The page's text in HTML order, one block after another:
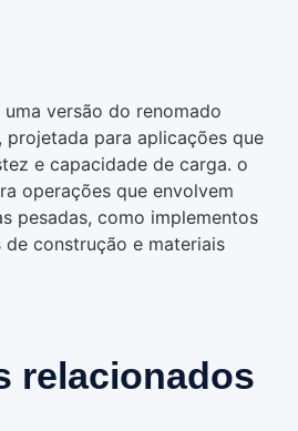
uma versão do renomado
projetada para aplicações que
e capacidade de carga. o
operações que envolvem
pesadas, como implementos
de construção e materiais
relacionados